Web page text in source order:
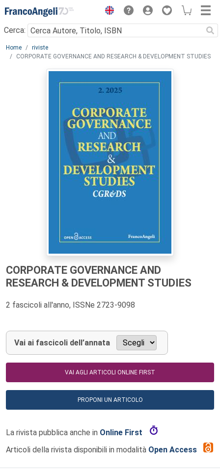
Menu
Cerca:
Main content
Home
riviste
CORPORATE GOVERNANCE AND RESEARCH & DEVELOPMENT STUDIES
CORPORATE GOVERNANCE AND
RESEARCH & DEVELOPMENT STUDIES
2 fascicoli all'anno, ISSNe 2723-9098
Vai ai fascicoli dell’annata
VAI AGLI ARTICOLI ONLINE FIRST
PROPONI UN ARTICOLO
La rivista pubblica anche in Online First
Articoli della rivista disponibili in modalità Open Access